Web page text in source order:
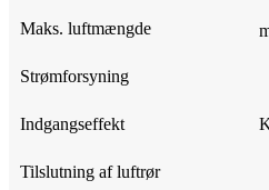
Maks. luftmængde
Strømforsyning
Indgangseffekt
Tilslutning af luftrør